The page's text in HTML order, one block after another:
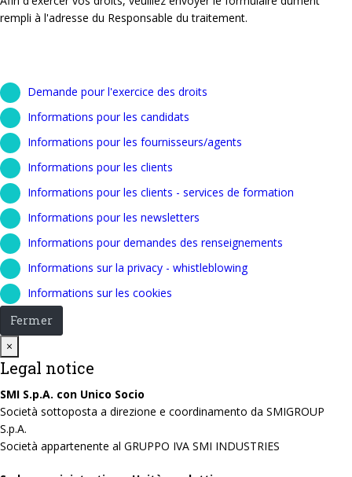
rempli à l'adresse du Responsable du traitement.
Demande pour l'exercice des droits
Informations pour les candidats
Informations pour les fournisseurs/agents
Informations pour les clients
Informations pour les clients - services de formation
Informations pour les newsletters
Informations pour demandes des renseignements
Informations sur la privacy - whistleblowing
Informations sur les cookies
Fermer
×
Legal notice
SMI S.p.A. con Unico Socio
Società sottoposta a direzione e coordinamento da SMIGROUP
S.p.A.
Società appartenente al GRUPPO IVA SMI INDUSTRIES